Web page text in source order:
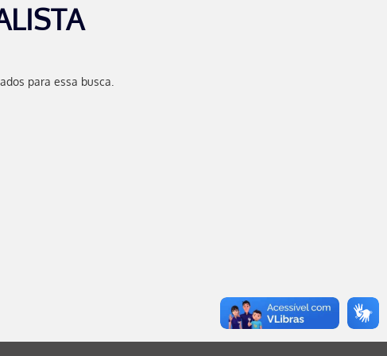
para essa busca.